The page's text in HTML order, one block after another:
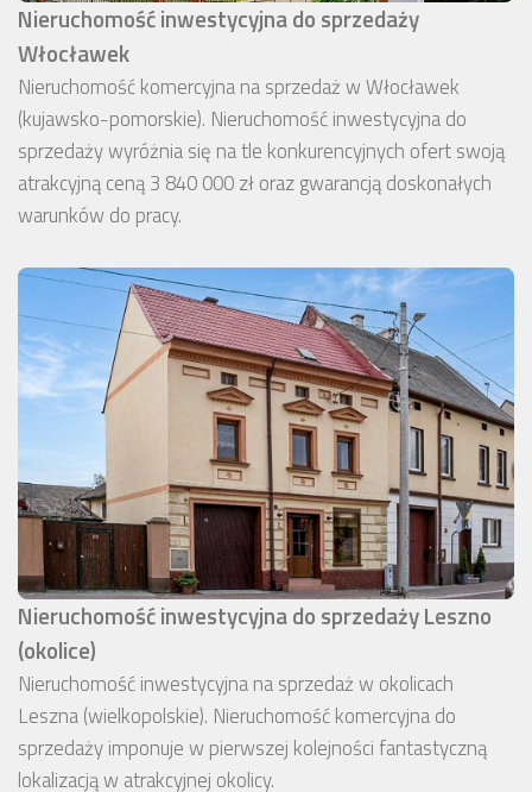
Nieruchomość inwestycyjna do sprzedaży
Włocławek
Nieruchomość komercyjna na sprzedaż w Włocławek
(kujawsko-pomorskie). Nieruchomość inwestycyjna do
sprzedaży wyróżnia się na tle konkurencyjnych ofert swoją
atrakcyjną ceną 3 840 000 zł oraz gwarancją doskonałych
warunków do pracy.
Nieruchomość inwestycyjna do sprzedaży Leszno
(okolice)
Nieruchomość inwestycyjna na sprzedaż w okolicach
Leszna (wielkopolskie). Nieruchomość komercyjna do
sprzedaży imponuje w pierwszej kolejności fantastyczną
lokalizacją w atrakcyjnej okolicy.